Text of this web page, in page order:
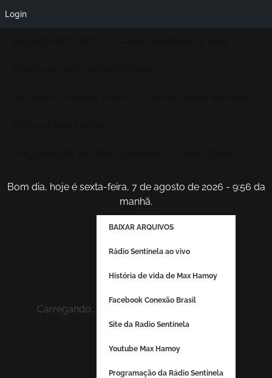
Bom dia, hoje é sexta-feira, 7 de agosto de 2026 - 9:56 da
manhã.
Carregando...
BAIXAR ARQUIVOS
Rádio Sentinela ao vivo
História de vida de Max Hamoy
Facebook Conexão Brasil
Site da Radio Sentinela
Youtube Max Hamoy
Programação da Rádio Sentinela
Login